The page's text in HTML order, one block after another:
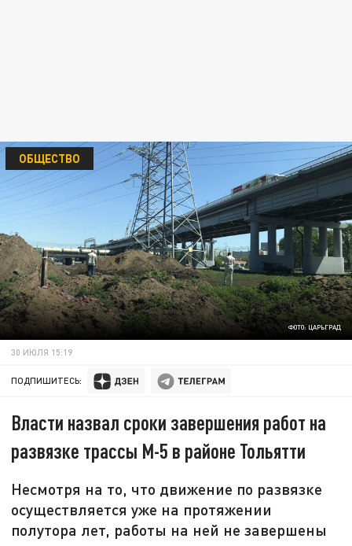
ФОТО: ЦАРЬГРАД
ОБЩЕСТВО
30 ИЮЛЯ 15:19
ПОДПИШИТЕСЬ:
Власти назвал сроки завершения работ на
развязке трассы М-5 в районе Тольятти
Несмотря на то, что движение по развязке
осуществляется уже на протяжении
полутора лет, работы на ней не завершены